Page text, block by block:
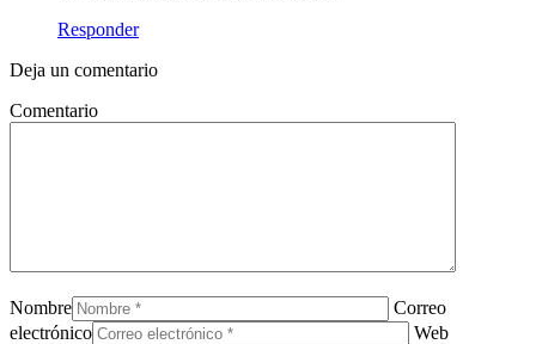
Responder
Deja un comentario
Comentario
Nombre
Correo
electrónico
Web